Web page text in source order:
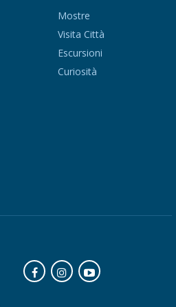
Mostre
Visita Città
Escursioni
Curiosità